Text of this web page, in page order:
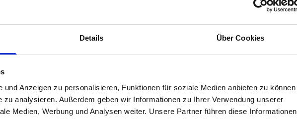
Details Über Cookies
und Anzeigen zu personalisieren, Funktionen für soziale Medien anbieten zu können
zu analysieren. Außerdem geben wir Informationen zu Ihrer Verwendung unserer
Medien, Werbung und Analysen weiter. Unsere Partner führen diese Informationen
gut aufgestellten großen
bedeutet das vergleichsweise
einen besseren Zugang zu Kapital und
stabil.
Das verspricht zusätzliche Stabilität